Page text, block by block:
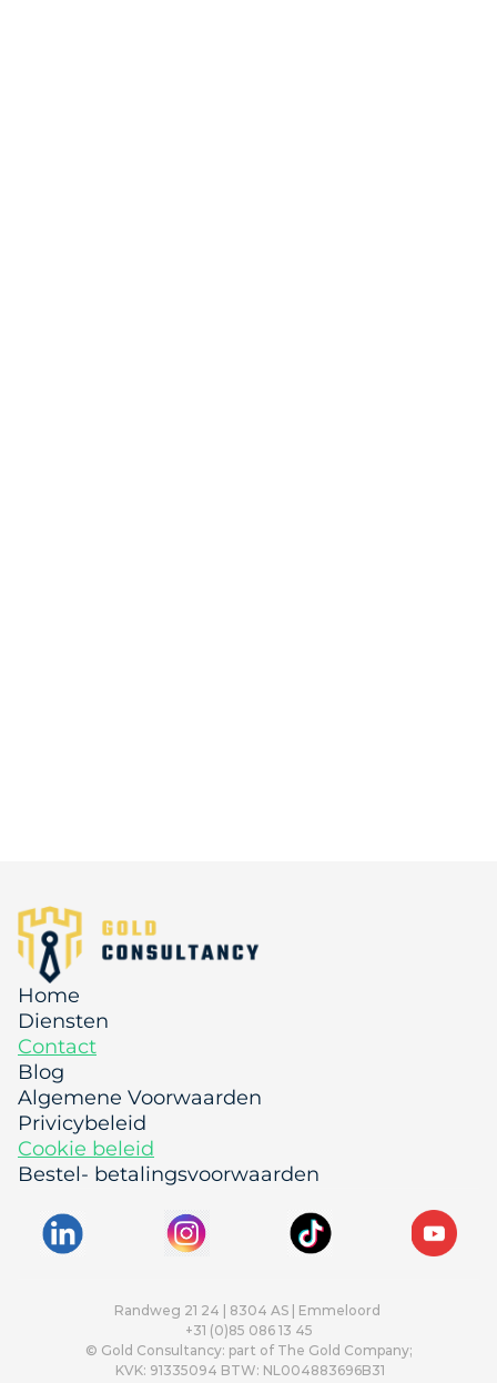
Home
Diensten
Contact
Blog
Algemene Voorwaarden
Privicybeleid
Cookie beleid
Bestel- betalingsvoorwaarden
© Gold Consultancy: part of The Gold Company;
KVK: 91335094 BTW: NL004883696B31
Randweg 21 24 | 8304 AS | Emmeloord
+31 (0)85 086 13 45